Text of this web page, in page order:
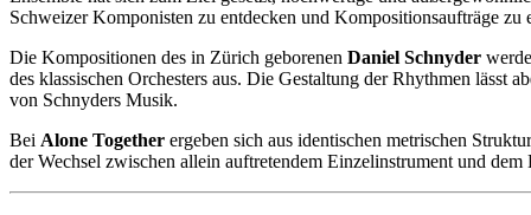
Schweizer Komponisten zu entdecken und Kompositionsaufträge zu
Die Kompositionen des in Zürich geborenen Daniel Schnyder
des klassischen Orchesters aus. Die Gestaltung der Rhythmen lässt
von Schnyders Musik.
Bei Alone Together ergeben sich aus identischen metrischen
der Wechsel zwischen allein auftretendem Einzelinstrument und